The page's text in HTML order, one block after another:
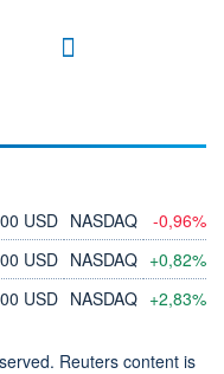
USD NASDAQ -0,96%
USD NASDAQ +0,82%
USD NASDAQ +2,83%
Reuters content is